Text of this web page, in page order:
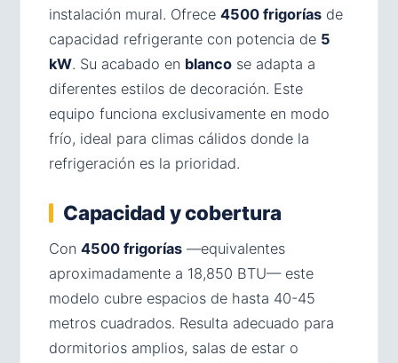
instalación mural. Ofrece 4500 frigorías de
capacidad refrigerante con potencia de 5
kW. Su acabado en blanco se adapta a
diferentes estilos de decoración. Este
equipo funciona exclusivamente en modo
frío, ideal para climas cálidos donde la
refrigeración es la prioridad.
Capacidad y cobertura
Con 4500 frigorías —equivalentes
aproximadamente a 18,850 BTU— este
modelo cubre espacios de hasta 40-45
metros cuadrados. Resulta adecuado para
dormitorios amplios, salas de estar o